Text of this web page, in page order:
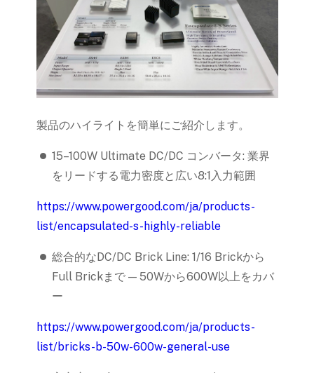
製品のハイライトを簡単にご紹介します。
15–100W Ultimate DC/DC コンバータ: 業界
をリードする電力密度と広い8:1入力範囲
https://www.powergood.com/ja/products-
list/encapsulated-s-highly-reliable
総合的なDC/DC Brick Line: 1/16 Brickから
Full Brickまで — 50Wから600W以上をカバ
ー
https://www.powergood.com/ja/products-
list/bricks-b-50w-600w-general-use